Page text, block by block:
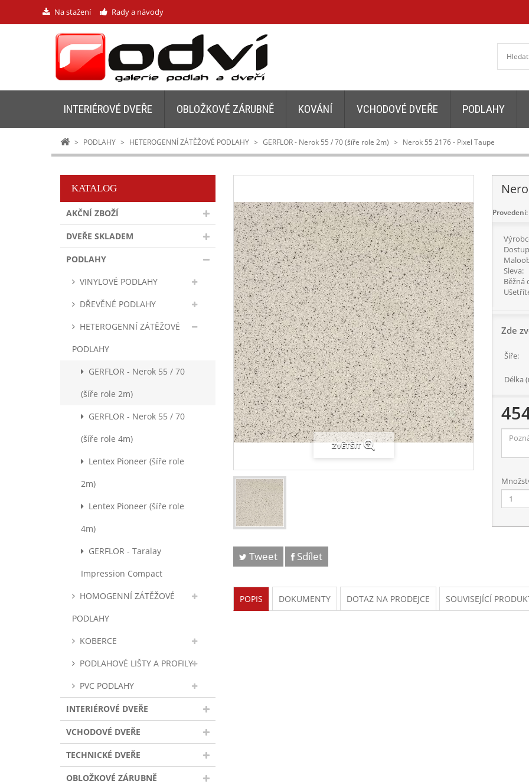
Na stažení Rady a návody
INTERIÉROVÉ DVEŘE OBLOŽKOVÉ ZÁRUBNĚ KOVÁNÍ VCHODOVÉ DVEŘE PODLAHY
> PODLAHY > HETEROGENNÍ ZÁTĚŽOVÉ PODLAHY > GERFLOR - Nerok 55 / 70 (šíře role 2m) > Nerok 55 2176 - Pixel Taupe
KATALOG
AKČNÍ ZBOŽÍ
DVEŘE SKLADEM
PODLAHY
VINYLOVÉ PODLAHY
DŘEVĚNÉ PODLAHY
HETEROGENNÍ ZÁTĚŽOVÉ
PODLAHY
GERFLOR - Nerok 55 / 70
(šíře role 2m)
GERFLOR - Nerok 55 / 70
(šíře role 4m)
Lentex Pioneer (šíře role
2m)
Lentex Pioneer (šíře role
4m)
GERFLOR - Taralay
Impression Compact
HOMOGENNÍ ZÁTĚŽOVÉ
PODLAHY
KOBERCE
PODLAHOVÉ LIŠTY A PROFILY
PVC PODLAHY
INTERIÉROVÉ DVEŘE
VCHODOVÉ DVEŘE
TECHNICKÉ DVEŘE
OBLOŽKOVÉ ZÁRUBNĚ
ZVĚTŠIT
Tweet Sdílet
Provedení:
Sleva:
Běžná
Zde
Šíře:
Délka
POPIS DOKUMENTY DOTAZ NA PRODEJCE SOUVISEJÍCÍ